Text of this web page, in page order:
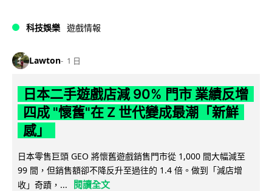
科技娛樂 遊戲情報
Lawton 1 日
日本二手遊戲店減 90% 門市 業績反增
四成 "懷舊"在 Z 世代變成最潮「新鮮
感」
日本零售巨頭 GEO 將懷舊遊戲銷售門市從 1,000 間大幅減至
99 間，但銷售額卻不降反升至過往的 1.4 倍。做到「減店增
收」奇蹟，...
閱讀全文